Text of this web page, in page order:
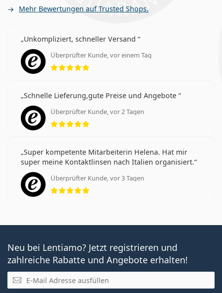
Mehr Bewertungen auf Trusted Shops.
Unkompliziert, schneller Versand
Überprüfter Kunde, vor einem Tag
Bewertung 5 aus 5
Schnelle Lieferung,gute Preise und Angebote
Überprüfter Kunde, vor 2 Tagen
Bewertung 5 aus 5
Super kompetente Mitarbeiterin Helena. Hat mir
super meine Kontaktlinsen nach Italien organisiert.
Überprüfter Kunde, vor 3 Tagen
Bewertung 5 aus 5
Neu bei Lentiamo? Jetzt registrieren und
zahlreiche Rabatte und Angebote erhalten!
E-Mail